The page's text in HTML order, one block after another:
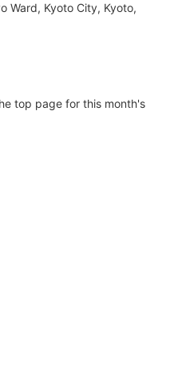
Ward, Kyoto City, Kyoto,
top page for this month's